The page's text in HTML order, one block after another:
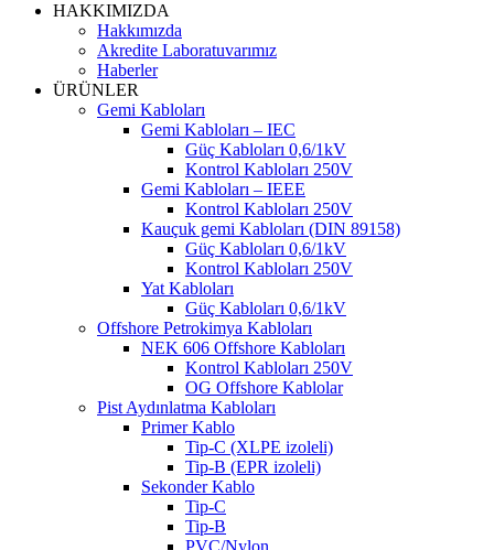
HAKKIMIZDA
Hakkımızda
Akredite Laboratuvarımız
Haberler
ÜRÜNLER
Gemi Kabloları
Gemi Kabloları – IEC
Güç Kabloları 0,6/1kV
Kontrol Kabloları 250V
Gemi Kabloları – IEEE
Kontrol Kabloları 250V
Kauçuk gemi Kabloları (DIN 89158)
Güç Kabloları 0,6/1kV
Kontrol Kabloları 250V
Yat Kabloları
Güç Kabloları 0,6/1kV
Offshore Petrokimya Kabloları
NEK 606 Offshore Kabloları
Kontrol Kabloları 250V
OG Offshore Kablolar
Pist Aydınlatma Kabloları
Primer Kablo
Tip-C (XLPE izoleli)
Tip-B (EPR izoleli)
Sekonder Kablo
Tip-C
Tip-B
PVC/Nylon